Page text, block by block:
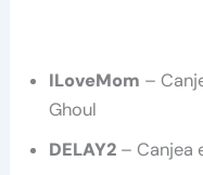
ILoveMom –
Ghoul
DELAY2 – Canjea